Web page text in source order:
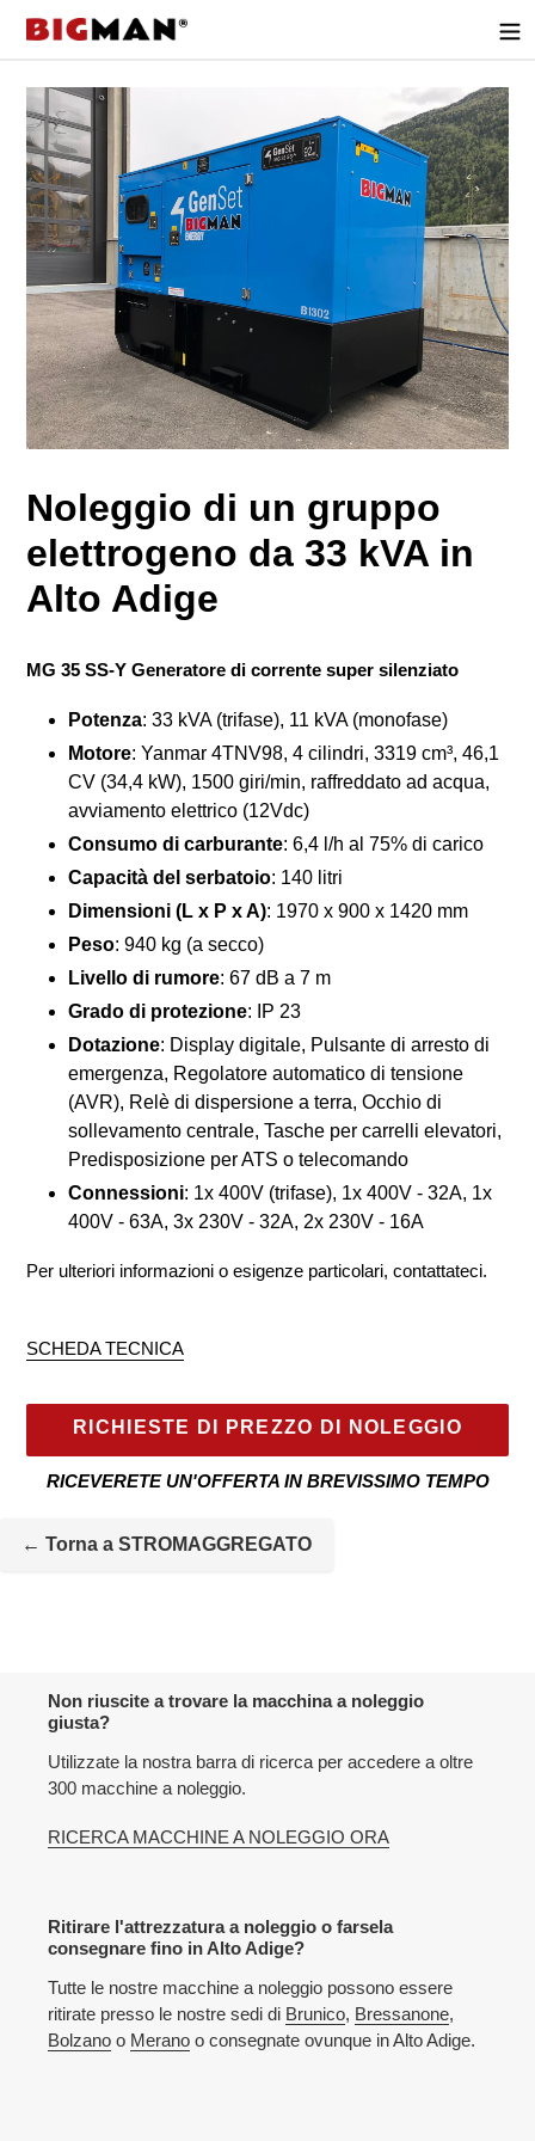
Noleggio di un gruppo
elettrogeno da 33 kVA in
Alto Adige
MG 35 SS-Y Generatore di corrente super silenziato
Potenza: 33 kVA (trifase), 11 kVA (monofase)
Motore: Yanmar 4TNV98, 4 cilindri, 3319 cm³, 46,1
CV (34,4 kW), 1500 giri/min, raffreddato ad acqua,
avviamento elettrico (12Vdc)
Consumo di carburante: 6,4 l/h al 75% di carico
Capacità del serbatoio: 140 litri
Dimensioni (L x P x A): 1970 x 900 x 1420 mm
Peso: 940 kg (a secco)
Livello di rumore: 67 dB a 7 m
Grado di protezione: IP 23
Dotazione: Display digitale, Pulsante di arresto di
emergenza, Regolatore automatico di tensione
(AVR), Relè di dispersione a terra, Occhio di
sollevamento centrale, Tasche per carrelli elevatori,
Predisposizione per ATS o telecomando
Connessioni: 1x 400V (trifase), 1x 400V - 32A, 1x
400V - 63A, 3x 230V - 32A, 2x 230V - 16A
Per ulteriori informazioni o esigenze particolari, contattateci.
SCHEDA TECNICA
RICHIESTE DI PREZZO DI NOLEGGIO
RICEVERETE UN'OFFERTA IN BREVISSIMO TEMPO
macchina
delle
macchine
← Torna a STROMAGGREGATO
Non riuscite a trovare la macchina a noleggio
giusta?
Utilizzate la nostra barra di ricerca per accedere a oltre
300 macchine a noleggio.
RICERCA MACCHINE A NOLEGGIO ORA
Ritirare l'attrezzatura a noleggio o farsela
consegnare fino in Alto Adige?
Tutte le nostre macchine a noleggio possono essere
ritirate presso le nostre sedi di Brunico, Bressanone,
Bolzano o Merano o consegnate ovunque in Alto Adige.